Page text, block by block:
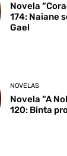
Novela
174: Naiane
Gael
NOVELAS
Novela “A
120: Binta